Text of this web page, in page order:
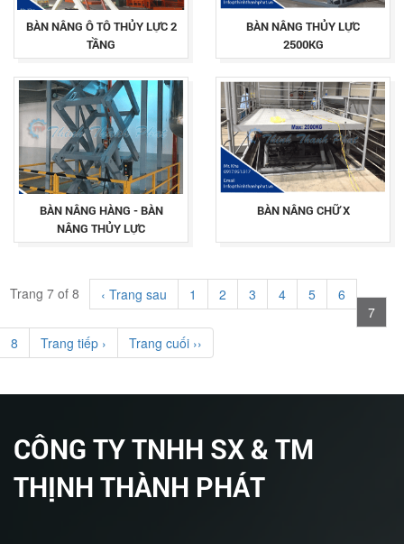
BÀN NÂNG Ô TÔ THỦY LỰC 2
TẦNG
BÀN NÂNG THỦY LỰC
2500KG
BÀN NÂNG HÀNG - BÀN
NÂNG THỦY LỰC
BÀN NÂNG CHỮ X
Trang 7 of 8 ‹ Trang sau 1 2 3 4 5
6
7
8
Trang tiếp › Trang cuối ››
CÔNG TY TNHH SX & TM
THỊNH THÀNH PHÁT